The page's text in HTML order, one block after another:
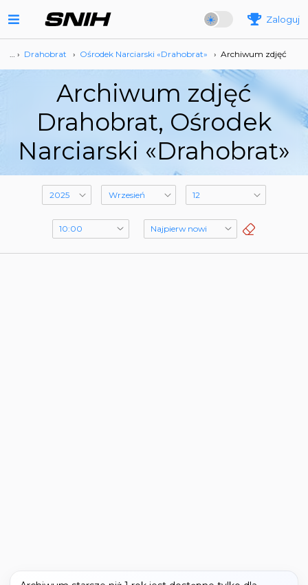
Zaloguj
… › Drahobrat › Ośrodek Narciarski «Drahobrat» › Archiwum zdjęć
Archiwum zdjęć
Drahobrat, Ośrodek
Narciarski «Drahobrat»